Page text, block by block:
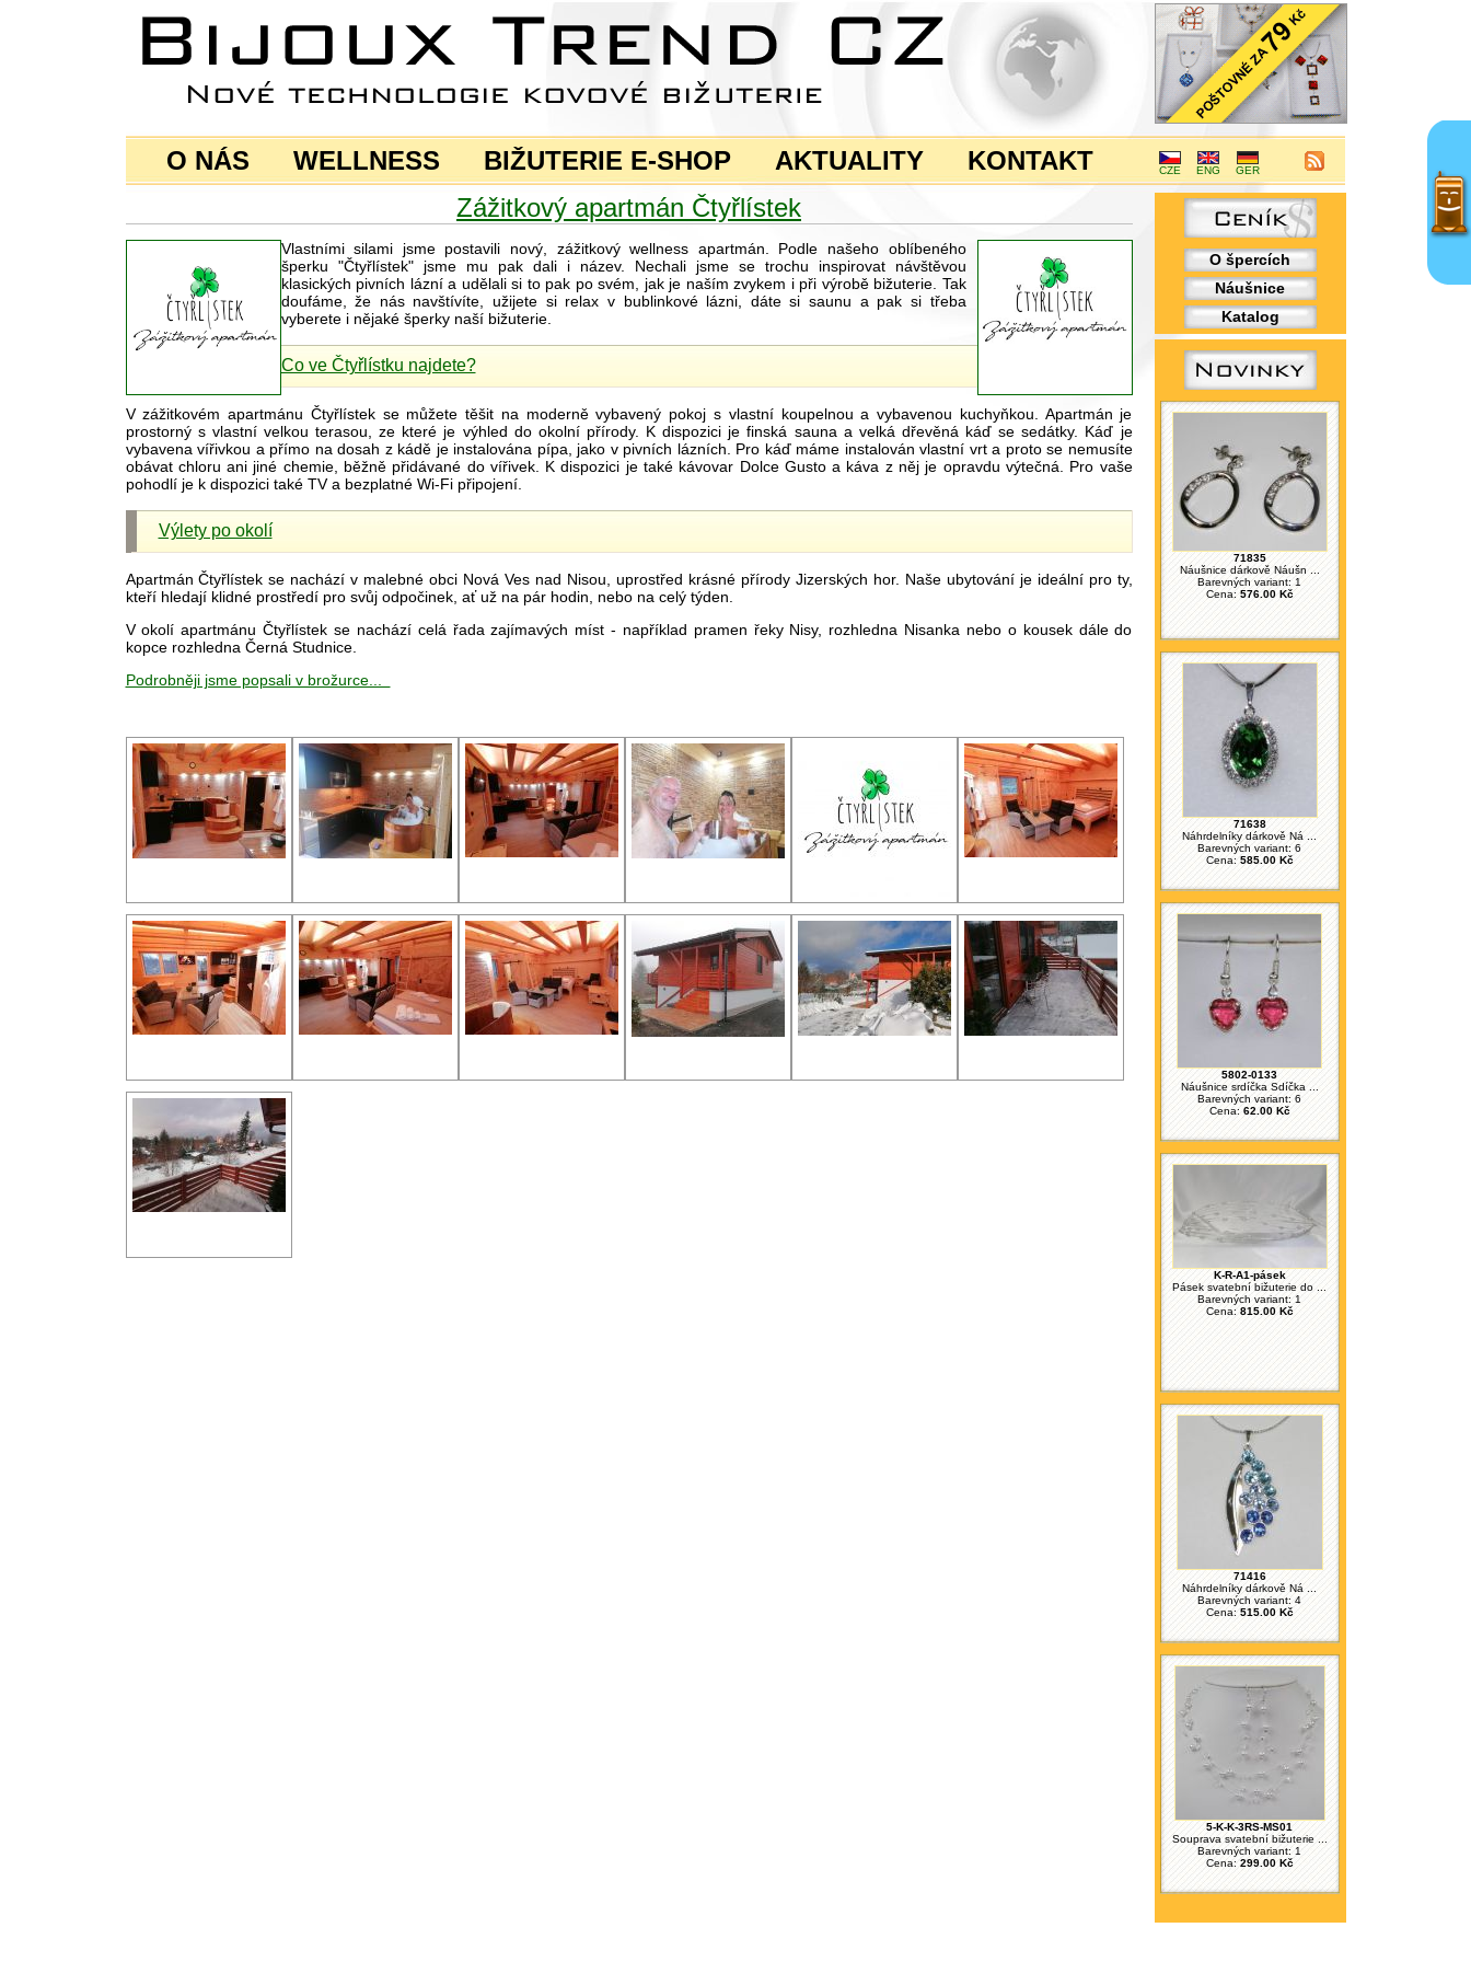
CZE ENG GER
O NÁS WELLNESS BIŽUTERIE E-SHOP AKTUALITY KONTAKT
O špercích
Náušnice
Katalog
71835
Náušnice dárkově Náušn ...
Barevných variant: 1
Cena:576.00 Kč
71638
Náhrdelníky dárkově Ná ...
Barevných variant: 6
Cena: 585.00 Kč
5802-0133
Náušnice srdíčka Sdíčka ...
Barevných variant: 6
Cena: 62.00 Kč
K-R-A1-pásek
Pásek svatební bižuterie do ...
Barevných variant: 1
Cena: 815.00 Kč
71416
Náhrdelníky dárkově Ná ...
Barevných variant: 4
Cena: 515.00 Kč
5-K-K-3RS-MS01
Souprava svatební bižuterie ...
Barevných variant: 1
Cena: 299.00 Kč
Zážitkový apartmán Čtyřlístek
Vlastními silami jsme postavili nový, zážitkový wellness apartmán. Podle našeho oblíbeného
šperku "Čtyřlístek" jsme mu pak dali i název. Nechali jsme se trochu inspirovat návštěvou
klasických pivních lázní a udělali si to pak po svém, jak je naším zvykem i při výrobě bižuterie. Tak
doufáme, že nás navštívíte, užijete si relax v bublinkové lázni, dáte si saunu a pak si třeba
vyberete i nějaké šperky naší bižuterie.
Co ve Čtyřlístku najdete?
V zážitkovém apartmánu Čtyřlístek se můžete těšit na moderně vybavený pokoj s vlastní koupelnou a vybavenou kuchyňkou. Apartmán je
prostorný s vlastní velkou terasou, ze které je výhled do okolní přírody. K dispozici je finská sauna a velká dřevěná káď se sedátky. Káď je
vybavena vířivkou a přímo na dosah z kádě je instalována pípa, jako v pivních lázních. Pro káď máme instalován vlastní vrt a proto se nemusíte
obávat chloru ani jiné chemie, běžně přidávané do vířivek. K dispozici je také kávovar Dolce Gusto a káva z něj je opravdu výtečná. Pro vaše
pohodlí je k dispozici také TV a bezplatné Wi-Fi připojení.
Výlety po okolí
Apartmán Čtyřlístek se nachází v malebné obci Nová Ves nad Nisou, uprostřed krásné přírody Jizerských hor. Naše ubytování je ideální pro ty,
kteří hledají klidné prostředí pro svůj odpočinek, ať už na pár hodin, nebo na celý týden.
V okolí apartmánu Čtyřlístek se nachází celá řada zajímavých míst - například pramen řeky Nisy, rozhledna Nisanka nebo o kousek dále do
kopce rozhledna Černá Studnice.
Podrobněji jsme popsali v brožurce...